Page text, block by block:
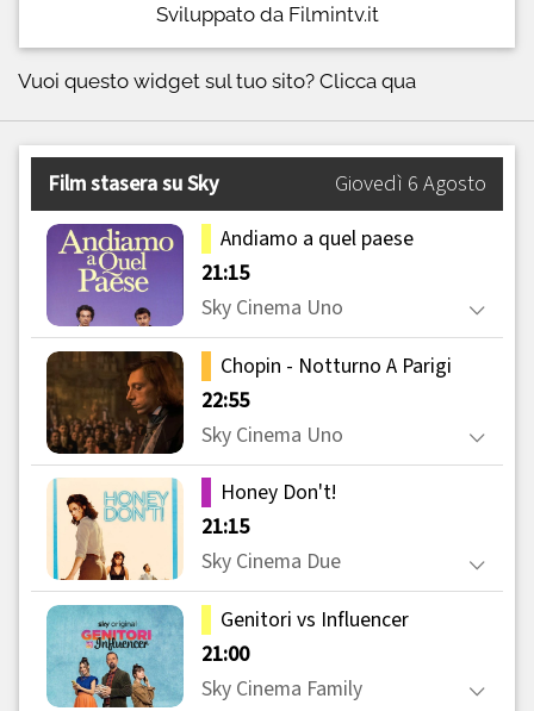
Sviluppato da Filmintv.it
Vuoi questo widget sul tuo sito? Clicca qua